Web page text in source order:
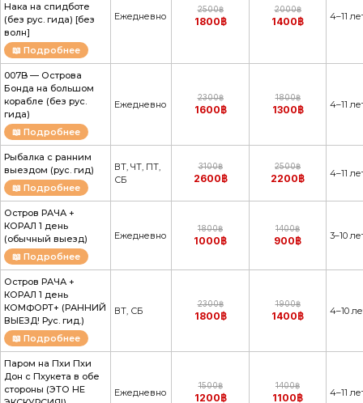
Нака на спидботе
(без рус. гида) [без
волн]
📖 Подробнее
Ежедневно
2500฿
1800฿
2000฿
1400฿ 4–11
007B — Острова
Бонда на большом
корабле (без рус.
гида)
📖 Подробнее
Ежедневно
2300฿
1600฿
1800฿
1300฿ 4–11
Рыбалка с ранним
выездом (рус. гид)
📖 Подробнее
ВТ, ЧТ, ПТ,
СБ
3100฿
2600฿
2500฿
2200฿ 4–11
Остров РАЧА +
КОРАЛ 1 день
(обычный выезд)
📖 Подробнее
Ежедневно
1800฿
1000฿
1400฿
900฿ 3–10
Остров РАЧА +
КОРАЛ 1 день
КОМФОРТ+ (РАННИЙ
ВЫЕЗД! Рус. гид.)
📖 Подробнее
ВТ, СБ
2300฿
1800฿
1900฿
1400฿ 4–10
Паром на Пхи Пхи
Дон с Пхукета в обе
стороны (ЭТО НЕ
Ежедневно
1500฿
1200฿
1400฿
1100฿ 4–11